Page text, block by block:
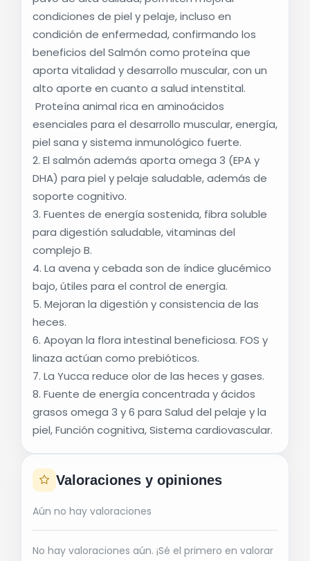
condiciones de piel y pelaje, incluso en
condición de enfermedad, confirmando los
beneficios del Salmón como proteína que
aporta vitalidad y desarrollo muscular, con un
alto aporte en cuanto a salud intenstital.
Proteína animal rica en aminoácidos
esenciales para el desarrollo muscular, energía,
piel sana y sistema inmunológico fuerte.
2. El salmón además aporta omega 3 (EPA y
DHA) para piel y pelaje saludable, además de
soporte cognitivo.
3. Fuentes de energía sostenida, fibra soluble
para digestión saludable, vitaminas del
complejo B.
4. La avena y cebada son de índice glucémico
bajo, útiles para el control de energía.
5. Mejoran la digestión y consistencia de las
heces.
6. Apoyan la flora intestinal beneficiosa. FOS y
linaza actúan como prebióticos.
7. La Yucca reduce olor de las heces y gases.
8. Fuente de energía concentrada y ácidos
grasos omega 3 y 6 para Salud del pelaje y la
piel, Función cognitiva, Sistema cardiovascular.
Valoraciones y opiniones
Aún no hay valoraciones
No hay valoraciones aún. ¡Sé el primero en valorar